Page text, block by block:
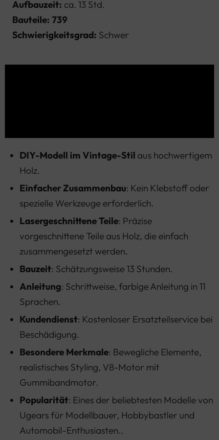
Aufbauzeit: ca. 13 Std.
Bauteile: 739
Schwierigkeitsgrad: Schwer
DIY-Modell im Vintage-Stil aus hochwertigem
Holz.
Einfacher Zusammenbau: Kein Klebstoff oder
spezielle Werkzeuge erforderlich.
Lasergeschnittene Teile: Präzise
vorgeschnittene Teile aus Holz, die einfach
zusammengesetzt werden.
Bauzeit: Schätzungsweise 13 Stunden.
Anleitung: Schrittweise, farbige Anleitung in 11
Sprachen.
Kundendienst: Kostenloser Ersatzteilservice bei
Beschädigung.
Besondere Merkmale: Bewegliche Elemente,
realistisches Styling, V8-Motor mit
Gummibandmotor.
Popularität: Eines der beliebtesten Modelle von
Ugears für Modellbauer, Hobbybastler und
Automobil-Enthusiasten..